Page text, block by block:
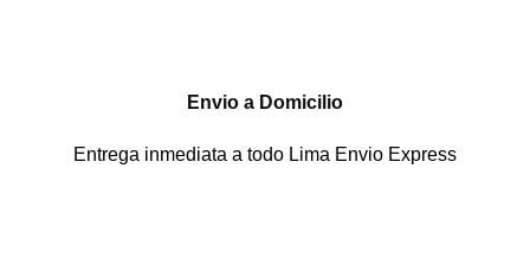
Envio a Domicilio
Entrega inmediata a todo Lima Envio Express